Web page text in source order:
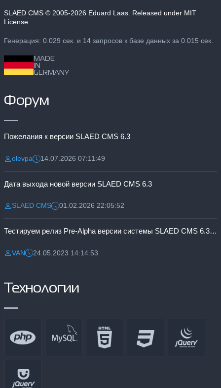
SLAED CMS © 2005-2026 Eduard Laas. Released under MIT
License.
Генерация: 0.029 сек. и 14 запросов к базе данных за 0.015 сек.
MADE
IN
GERMANY
Форум
Пожелания к версии SLAED CMS 6.3
Разместил:
olevpaДата:14.07.2026 07:11:49
Дата выхода новой версии SLAED CMS 6.3
Разместил:
SLAED CMSДата:01.02.2026 22:05:52
Тестируем релиз Pre-Alpha версии системы SLAED CMS 6.3 Pro
Разместил:
VANДата:24.05.2023 14:14:53
Технологии